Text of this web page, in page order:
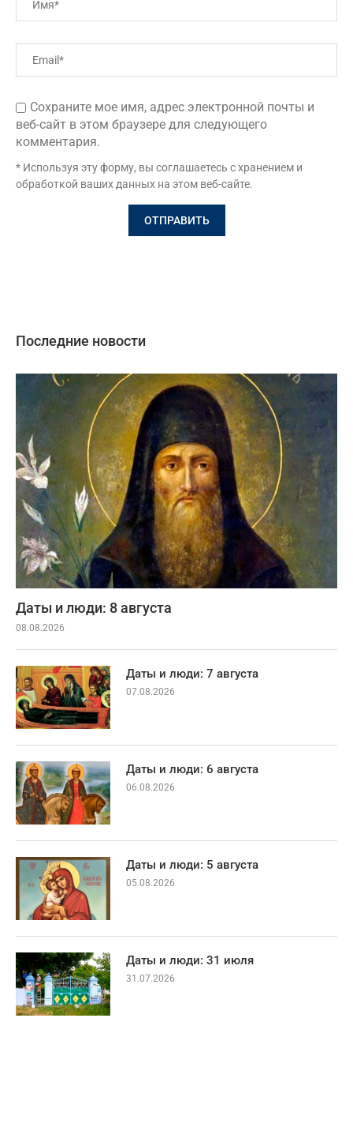
Сохраните мое имя, адрес электронной почты и
веб-сайт в этом браузере для следующего
комментария.
* Используя эту форму, вы соглашаетесь с хранением и
обработкой ваших данных на этом веб-сайте.
Последние новости
Даты и люди: 8 августа
08.08.2026
Даты и люди: 7 августа
07.08.2026
Даты и люди: 6 августа
06.08.2026
Даты и люди: 5 августа
05.08.2026
Даты и люди: 31 июля
31.07.2026